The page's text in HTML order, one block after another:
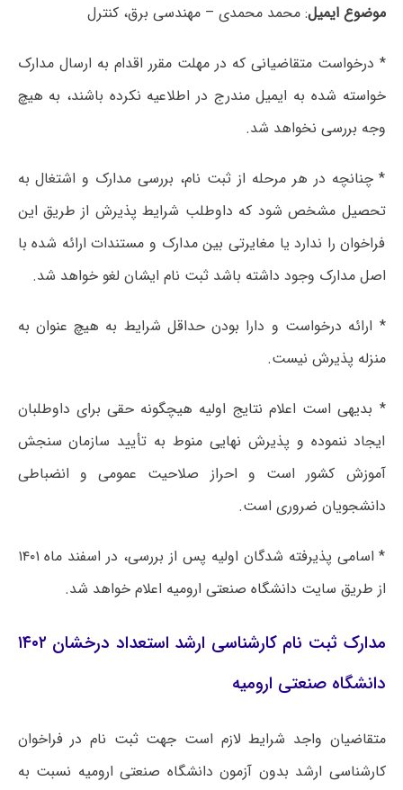
موضوع ایمیل: محمد محمدی – مهندسی برق، کنترل
* درخواست متقاضیانی که در مهلت مقرر اقدام به ارسال مدارک
خواسته شده به ایمیل مندرج در اطلاعیه نکرده باشند، به هیچ
وجه بررسی نخواهد شد.
* چنانچه در هر مرحله از ثبت نام، بررسی مدارک و اشتغال به
تحصیل مشخص شود که داوطلب شرایط پذیرش از طریق این
فراخوان را ندارد یا مغایرتی بین مدارک و مستندات ارائه شده با
اصل مدارک وجود داشته باشد ثبت نام ایشان لغو خواهد شد.
* ارائه درخواست و دارا بودن حداقل شرایط به هیچ عنوان به
منزله پذیرش نیست.
* بدیهی است اعلام نتایج اولیه هیچگونه حقی برای داوطلبان
ایجاد ننموده و پذیرش نهایی منوط به تأیید سازمان سنجش
آموزش کشور است و احراز صلاحیت عمومی و انضباطی
دانشجویان ضروری است.
* اسامی پذیرفته شدگان اولیه پس از بررسی، در اسفند ماه ۱۴۰۱
از طریق سایت دانشگاه صنعتی ارومیه اعلام خواهد شد.
مدارک ثبت نام کارشناسی ارشد استعداد درخشان ۱۴۰۲
دانشگاه صنعتی ارومیه
متقاضیان واجد شرایط لازم است جهت ثبت نام در فراخوان
کارشناسی ارشد بدون آزمون دانشگاه صنعتی ارومیه نسبت به